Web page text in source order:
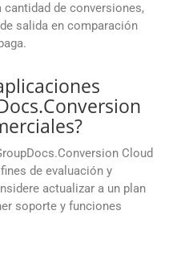
de conversiones,
salida en comparación
Cloud
de evaluación y
actualizar a un plan
soporte y funciones